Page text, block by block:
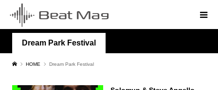
Dream Park Festival
HOME Dream Park Festival